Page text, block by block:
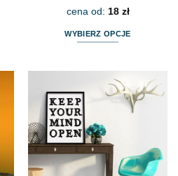
cena od: 18 zł
WYBIERZ OPCJE
wiele
wariantów.
Opcje
można
wybrać
na